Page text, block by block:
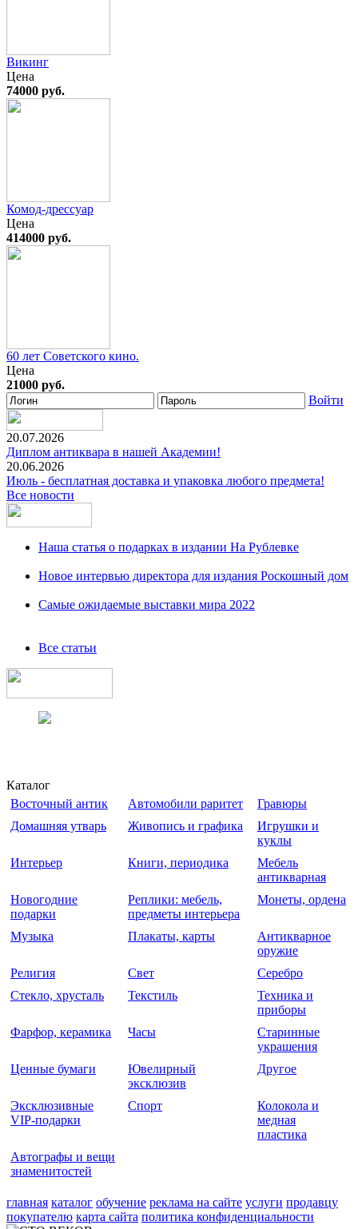
Викинг
Цена
74000 руб.
Комод-дрессуар
Цена
414000 руб.
60 лет Советского кино.
Цена
21000 руб.
Войти
20.07.2026
Диплом антиквара в нашей Академии!
20.06.2026
Июль - бесплатная доставка и упаковка любого предмета!
Все новости
Наша статья о подарках в издании На Рублевке
Новое интервью директора для издания Роскошный дом
Самые ожидаемые выставки мира 2022
Все статьи
Каталог
Восточный антик
Автомобили раритет
Гравюры
Домашняя утварь
Живопись и графика
Игрушки и
куклы
Интерьер
Книги, периодика
Мебель
антикварная
Новогодние
подарки
Реплики: мебель,
предметы интерьера
Монеты, ордена
Музыка Плакаты, карты
Антикварное
оружие
Религия
Свет
Серебро
Стекло, хрусталь
Текстиль
Техника и
приборы
Фарфор, керамика
Часы
Старинные
украшения
Ценные бумаги
Ювелирный
эксклюзив
Другое
Эксклюзивные
VIP-подарки
Спорт
Колокола и
медная
пластика
Автографы и вещи
знаменитостей
главная каталог обучение реклама на сайте услуги продавцу
покупателю карта сайта политика конфиденциальности